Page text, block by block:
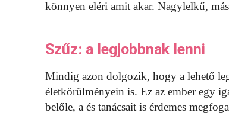
könnyen eléri amit akar. Nagylelkű,
Szűz: a legjobbnak lenni
Mindig azon dolgozik, hogy a lehető
életkörülményein is. Ez az ember egy
belőle, a és tanácsait is érdemes